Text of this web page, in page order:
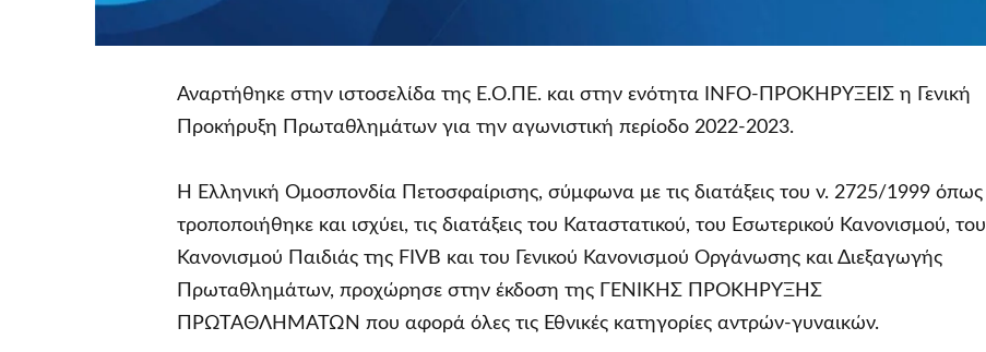
Αναρτήθηκε στην ιστοσελίδα της Ε.Ο.ΠΕ. και στην ενότητα INFO-ΠΡΟΚΗΡΥΞΕΙΣ η Γενική
Προκήρυξη Πρωταθλημάτων για την αγωνιστική περίοδο 2022-2023.
Η Ελληνική Ομοσπονδία Πετοσφαίρισης, σύμφωνα με τις διατάξεις του ν. 2725/1999 όπως
τροποποιήθηκε και ισχύει, τις διατάξεις του Καταστατικού, του Εσωτερικού Κανονισμού, του
Κανονισμού Παιδιάς της FIVB και του Γενικού Κανονισμού Οργάνωσης και Διεξαγωγής
Πρωταθλημάτων, προχώρησε στην έκδοση της ΓΕΝΙΚΗΣ ΠΡΟΚΗΡΥΞΗΣ
ΠΡΩΤΑΘΛΗΜΑΤΩΝ που αφορά όλες τις Εθνικές κατηγορίες αντρών-γυναικών.